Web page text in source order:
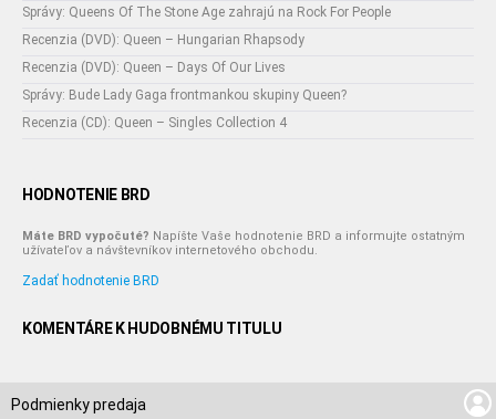
Správy: Queens Of The Stone Age zahrajú na Rock For People
Recenzia (DVD): Queen – Hungarian Rhapsody
Recenzia (DVD): Queen – Days Of Our Lives
Správy: Bude Lady Gaga frontmankou skupiny Queen?
Recenzia (CD): Queen – Singles Collection 4
HODNOTENIE BRD
Máte BRD vypočuté? Napíšte Vaše hodnotenie BRD a informujte ostatným
užívateľov a návštevníkov internetového obchodu.
Zadať hodnotenie BRD
KOMENTÁRE K HUDOBNÉMU TITULU
Podmienky predaja